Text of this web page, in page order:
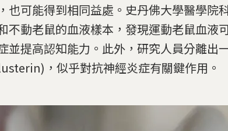
也可能得到相同益處。史丹佛大學醫學院
不動老鼠的血液樣本，發現運動老鼠血液
並提高認知能力。此外，研究人員分離出
，似乎對抗神經炎症有關鍵作用。